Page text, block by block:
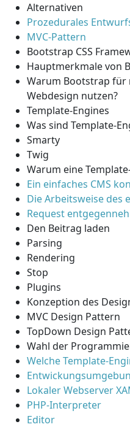
Alternativen
Prozedurales
MVC-Pattern
Bootstrap CSS
Hauptmerkmale von
Warum Bootstrap für
Webdesign nutzen?
Template-Engines
Was sind Template-
Smarty
Twig
Warum eine
Ein einfaches CMS
Die Arbeitsweise des
Request
Den Beitrag laden
Parsing
Rendering
Stop
Plugins
Konzeption des
MVC Design Pattern
TopDown Design
Wahl der
Welche Template-
Lokaler Webserver
PHP-Interpreter
Editor